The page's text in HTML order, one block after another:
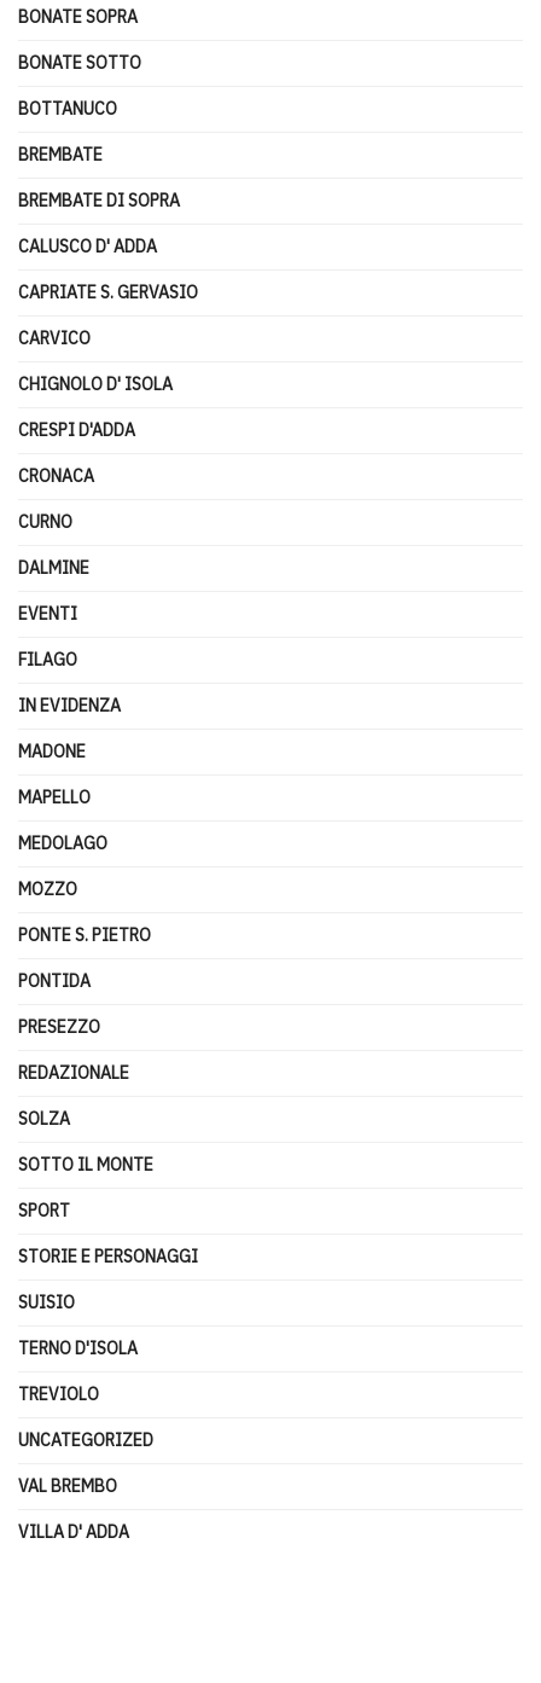
BONATE SOPRA
BONATE SOTTO
BOTTANUCO
BREMBATE
BREMBATE DI SOPRA
CALUSCO D' ADDA
CAPRIATE S. GERVASIO
CARVICO
CHIGNOLO D' ISOLA
CRESPI D'ADDA
CRONACA
CURNO
DALMINE
EVENTI
FILAGO
IN EVIDENZA
MADONE
MAPELLO
MEDOLAGO
MOZZO
PONTE S. PIETRO
PONTIDA
PRESEZZO
REDAZIONALE
SOLZA
SOTTO IL MONTE
SPORT
STORIE E PERSONAGGI
SUISIO
TERNO D'ISOLA
TREVIOLO
UNCATEGORIZED
VAL BREMBO
VILLA D' ADDA